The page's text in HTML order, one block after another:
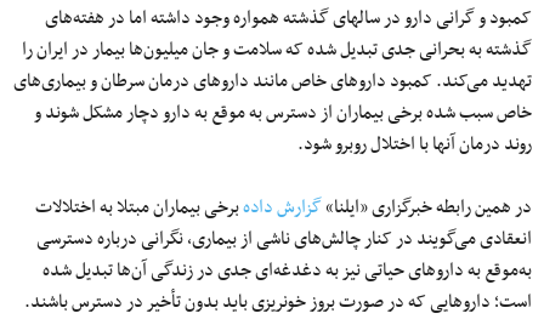
کمبود و گرانی دارو در سالهای گذشته همواره وجود داشته اما در هفته‌های
گذشته به بحرانی جدی تبدیل شده که سلامت و جان میلیون‌ها بیمار در ایران را
تهدید می‌کند. کمبود داروهای خاص مانند داروهای درمان سرطان و بیماری‌های
خاص سبب شده برخی بیماران از دسترس به موقع به دارو دچار مشکل شوند و
روند درمان آنها با اختلال روبرو شود.
در همین رابطه خبرگزاری «ایلنا»گزارش دادهبرخی بیماران مبتلا به اختلالات
انعقادی می‌گویند در کنار چالش‌های ناشی از بیماری، نگرانی درباره دسترسی
به‌موقع به داروهای حیاتی نیز به دغدغه‌ای جدی در زندگی آن‌ها تبدیل شده
است؛ داروهایی که در صورت بروز خونریزی باید بدون تأخیر در دسترس باشند.